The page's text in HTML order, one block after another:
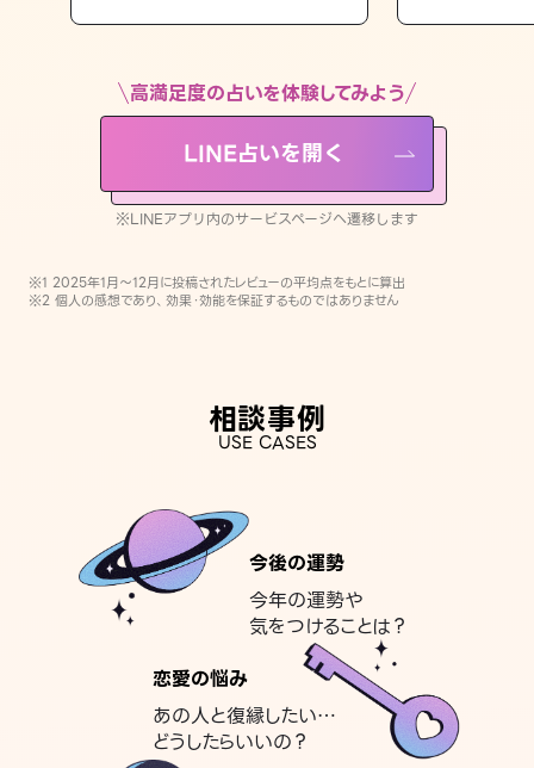
LINE占いを開く
※LINEアプリ内のサービスページへ遷移します
高満足度の占いを体験してみよう
LINE占いを開く
※LINEアプリ内のサービスページへ遷移します
※1 2025年1月〜12月に投稿されたレビューの平均点をもとに算出
※2 個人の感想であり、効果・効能を保証するものではありません
相談事例
USE CASES
今後の運勢
今年の運勢や
気をつけることは？
恋愛の悩み
あの人と復縁したい…
どうしたらいいの？